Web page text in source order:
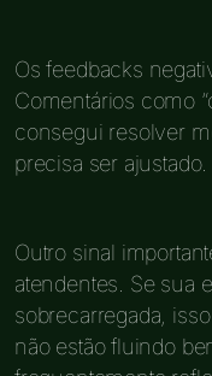
Os feedbacks
Comentários como
consegui resolver
precisa ser ajustado.
Outro sinal
atendentes. Se sua
sobrecarregada,
não estão fluindo